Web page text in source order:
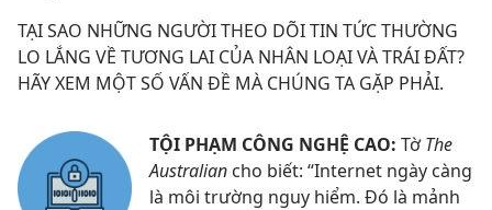
TẠI SAO NHỮNG NGƯỜI THEO DÕI TIN TỨC THƯỜNG
LO LẮNG VỀ TƯƠNG LAI CỦA NHÂN LOẠI VÀ TRÁI ĐẤT?
HÃY XEM MỘT SỐ VẤN ĐỀ MÀ CHÚNG TA GẶP PHẢI.
TỘI PHẠM CÔNG NGHỆ CAO: TờThe
Australian cho biết: “Internet ngày càng
là môi trường nguy hiểm. Đó là mảnh